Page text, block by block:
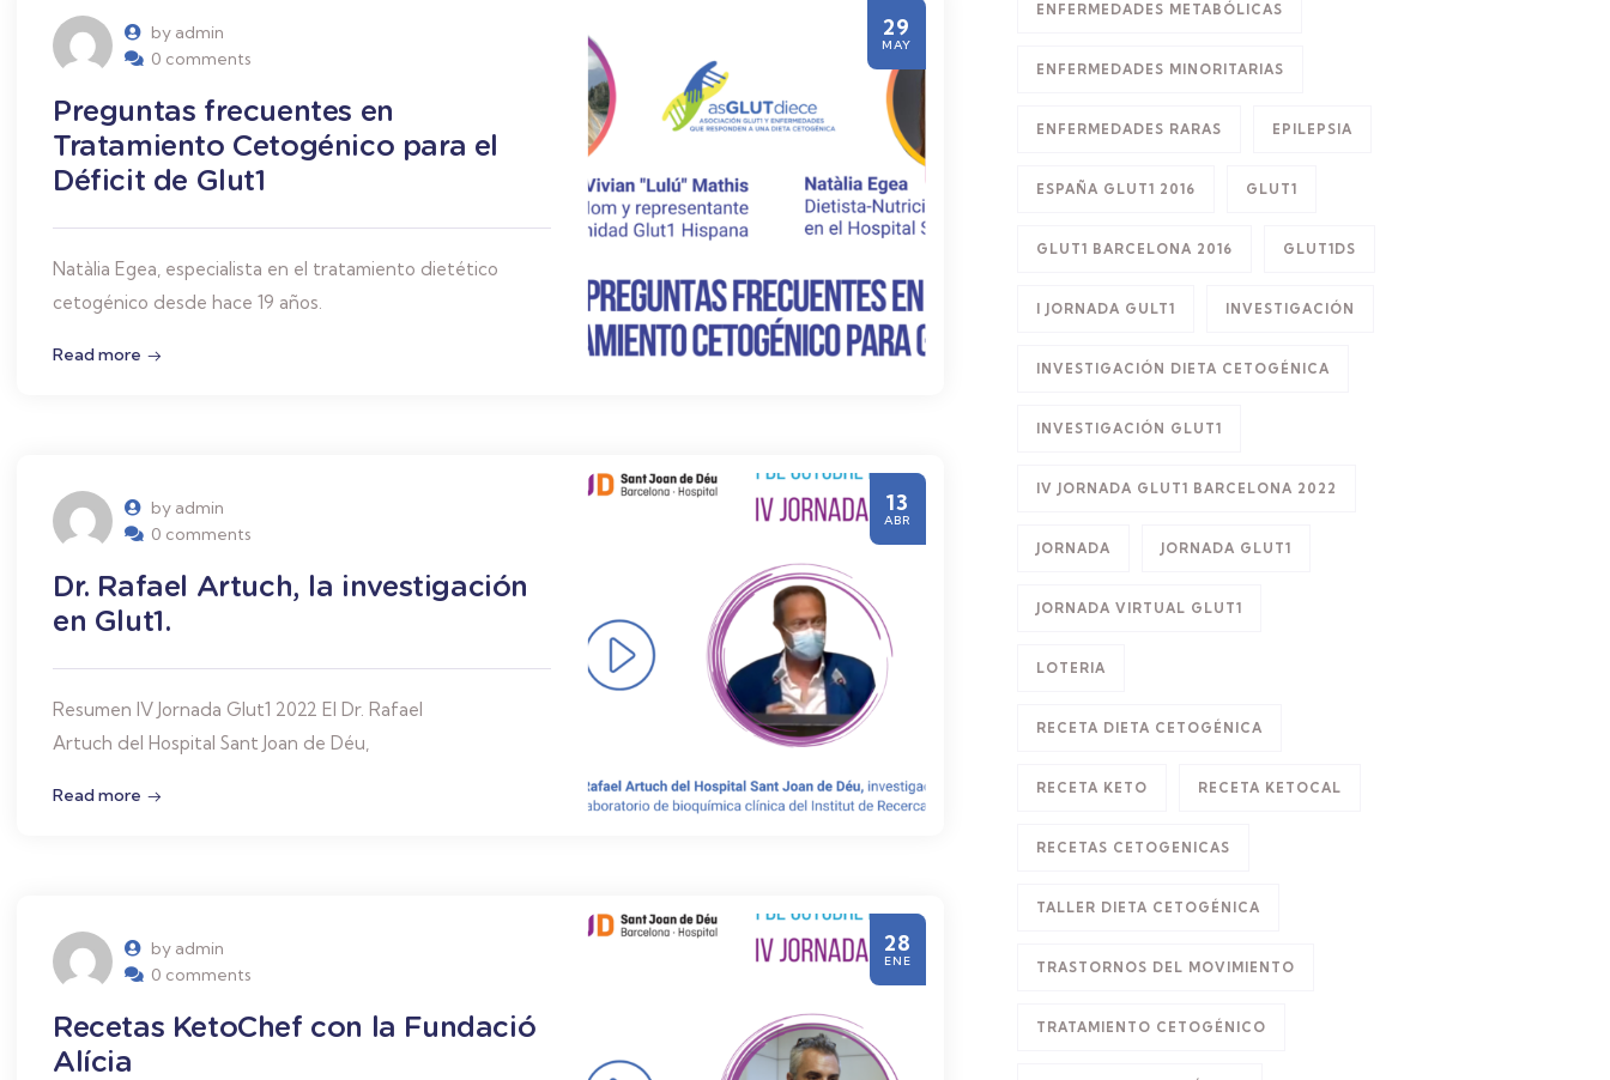
by admin
0 comments
Preguntas frecuentes en
Tratamiento Cetogénico para el
Déficit de Glut1
Natàlia Egea, especialista en el tratamiento dietético
cetogénico desde hace 19 años.
Read more
29
MAY
by admin
0 comments
Dr. Rafael Artuch, la investigación
en Glut1.
Resumen IV Jornada Glut1 2022 El Dr. Rafael
Artuch del Hospital Sant Joan de Déu,
Read more
13
ABR
by admin
0 comments
Recetas KetoChef con la Fundació
Alícia
28
ENE
ENFERMEDADES METABÓLICAS
ENFERMEDADES MINORITARIAS
ENFERMEDADES RARAS EPILEPSIA
ESPAÑA GLUT1 2016 GLUT1
GLUT1 BARCELONA 2016 GLUT1DS
I JORNADA GULT1 INVESTIGACIÓN
INVESTIGACIÓN DIETA CETOGÉNICA
INVESTIGACIÓN GLUT1
IV JORNADA GLUT1 BARCELONA 2022
JORNADA JORNADA GLUT1
JORNADA VIRTUAL GLUT1
LOTERIA
RECETA DIETA CETOGÉNICA
RECETA KETO RECETA KETOCAL
RECETAS CETOGENICAS
TALLER DIETA CETOGÉNICA
TRASTORNOS DEL MOVIMIENTO
TRATAMIENTO CETOGÉNICO